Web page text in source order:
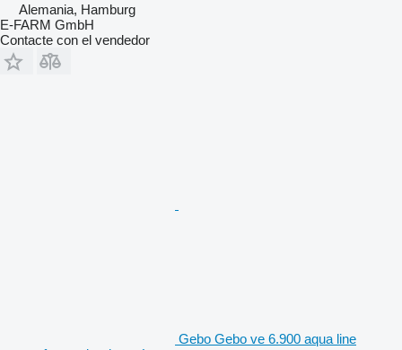
Alemania, Hamburg
E-FARM GmbH
Contacte con el vendedor
Gebo Gebo ve 6.900 aqua line